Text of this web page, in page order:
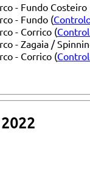
- Fundo Costeiro
- Fundo (
- Corrico (
- Zagaia /
- Corrico (